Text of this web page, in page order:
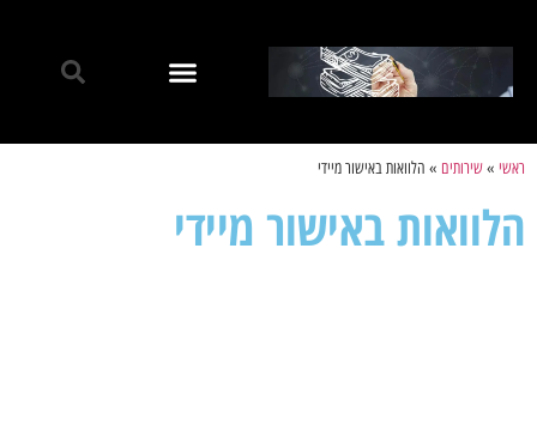
ראשי »שירותים » הלוואות באישור מיידי
הלוואות באישור מיידי